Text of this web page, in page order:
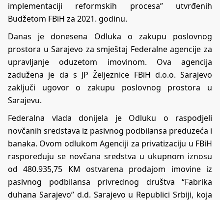
implementaciji reformskih procesa” utvrđenih
Budžetom FBiH za 2021. godinu.
Danas je donesena Odluka o zakupu poslovnog
prostora u Sarajevo za smještaj Federalne agencije za
upravljanje oduzetom imovinom. Ova agencija
zadužena je da s JP Željeznice FBiH d.o.o. Sarajevo
zaključi ugovor o zakupu poslovnog prostora u
Sarajevu.
Federalna vlada donijela je Odluku o raspodjeli
novčanih sredstava iz pasivnog podbilansa preduzeća i
banaka. Ovom odlukom Agenciji za privatizaciju u FBiH
raspoređuju se novčana sredstva u ukupnom iznosu
od 480.935,75 KM ostvarena prodajom imovine iz
pasivnog podbilansa privrednog društva “Fabrika
duhana Sarajevo” d.d. Sarajevo u Republici Srbiji, koja